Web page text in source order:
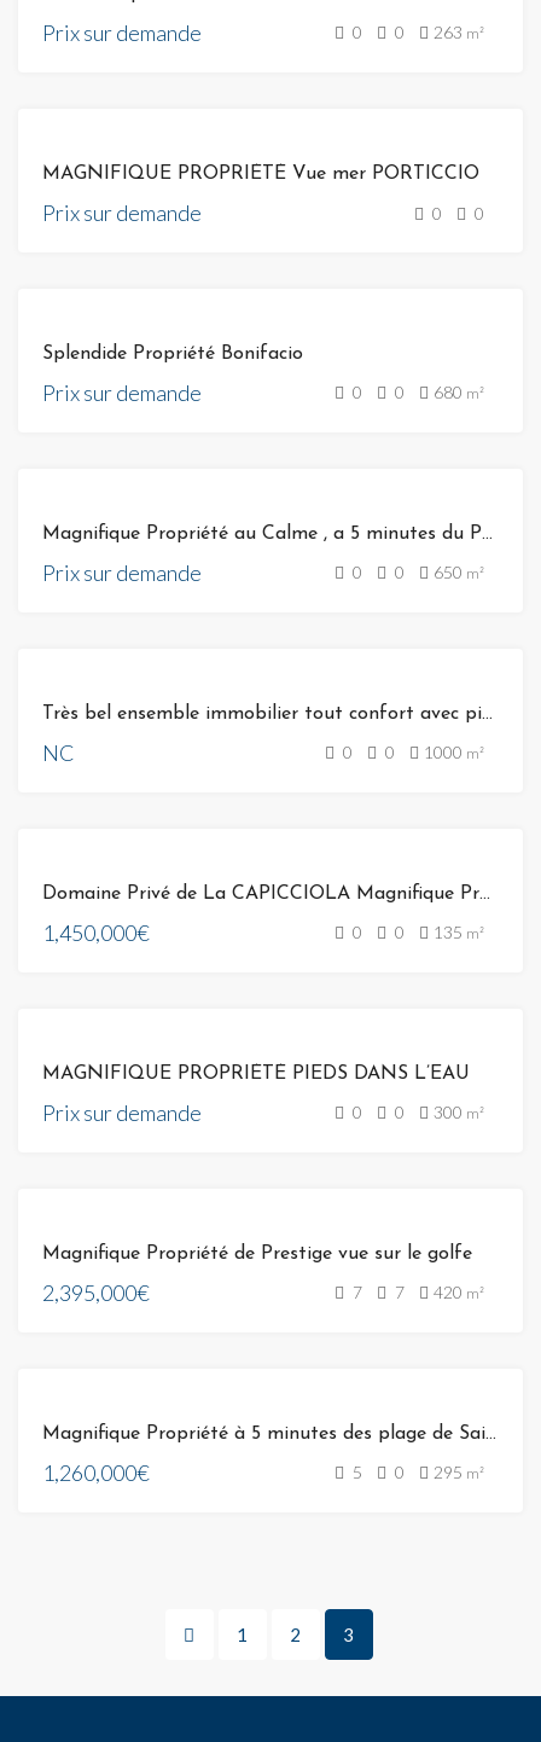
Prix sur demande 0 0 263 m²
MAGNIFIQUE PROPRIÉTÉ Vue mer PORTICCIO
Prix sur demande 0 0
Splendide Propriété Bonifacio
Prix sur demande 0 0 680 m²
Magnifique Propriété au Calme , a 5 minutes du Port de BONIFACIO 20169
Prix sur demande 0 0 650 m²
Très bel ensemble immobilier tout confort avec piscine chauffée situé sur un espace paysagé face à la mer
NC 0 0 1000 m²
Domaine Privé de La CAPICCIOLA Magnifique Propriété sue 2 niveaux ,vue Mer époustouflante
1,450,000€ 0 0 135 m²
MAGNIFIQUE PROPRIÉTÉ PIEDS DANS L’EAU
Prix sur demande 0 0 300 m²
Magnifique Propriété de Prestige vue sur le golfe
2,395,000€ 7 7 420 m²
Magnifique Propriété à 5 minutes des plage de Saint Cyprien 20137 Lecci de Porto Vecchio
1,260,000€ 5 0 295 m²
1 2 3